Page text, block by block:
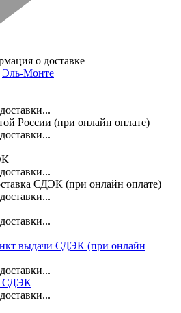
о доставке
Эль-Монте
России (при онлайн оплате)
СДЭК (при онлайн оплате)
выдачи СДЭК (при онлайн
СДЭК